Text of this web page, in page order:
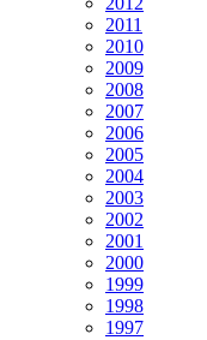
2011
2010
2009
2008
2007
2006
2005
2004
2003
2002
2001
2000
1999
1998
1997